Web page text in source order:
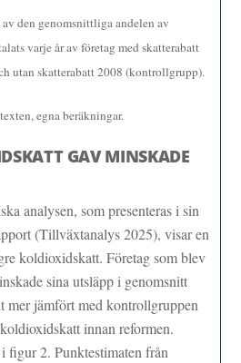
den genomsnittliga andelen av
varje år av företag med skatterabatt
utan skatterabatt 2008 (kontrollgrupp).
egna beräkningar.
GAV MINSKADE
analysen, som presenteras i sin
(Tillväxtanalys 2025), visar en
koldioxidskatt. Företag som blev
sina utsläpp i genomsnitt
mer jämfört med kontrollgruppen
innan reformen.
figur 2. Punktestimaten från